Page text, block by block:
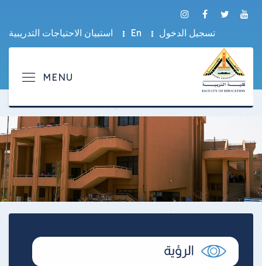
تسجيل الدخول En استبيان الاحتياجات التدريبية